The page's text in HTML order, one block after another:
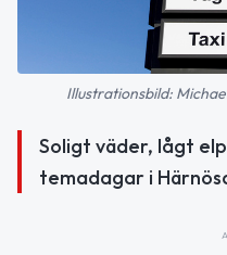
Illustrationsbild:
Soligt väder, lågt
temadagar i